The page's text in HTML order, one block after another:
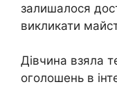
залишалося
викликати
Дівчина взяла
оголошень в